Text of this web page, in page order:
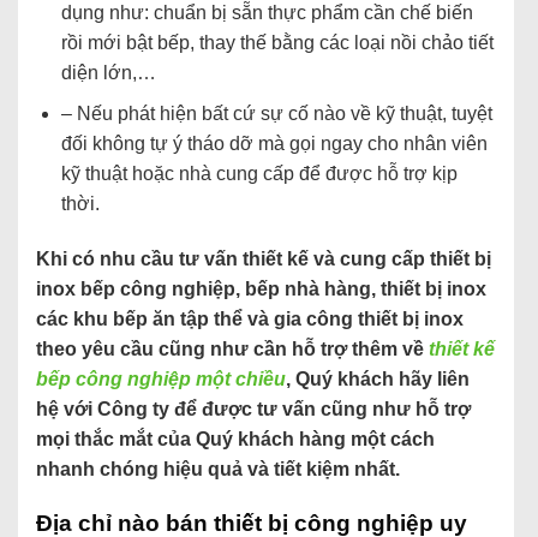
dụng như: chuẩn bị sẵn thực phẩm cần chế biến
rồi mới bật bếp, thay thế bằng các loại nồi chảo tiết
diện lớn,…
– Nếu phát hiện bất cứ sự cố nào về kỹ thuật, tuyệt
đối không tự ý tháo dỡ mà gọi ngay cho nhân viên
kỹ thuật hoặc nhà cung cấp để được hỗ trợ kịp
thời.
Khi có nhu cầu tư vấn thiết kế và cung cấp thiết bị
inox bếp công nghiệp, bếp nhà hàng, thiết bị inox
các khu bếp ăn tập thể và gia công thiết bị inox
theo yêu cầu cũng như cần hỗ trợ thêm về thiết kế
bếp công nghiệp một chiều, Quý khách hãy liên
hệ với Công ty để được tư vấn cũng như hỗ trợ
mọi thắc mắt của Quý khách hàng một cách
nhanh chóng hiệu quả và tiết kiệm nhất.
Địa chỉ nào bán thiết bị công nghiệp uy